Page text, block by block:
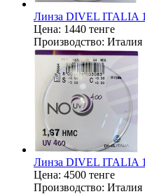
Линза DIVEL ITALIA
Цена: 1440 тенге
Производство: Италия
Линза DIVEL ITALIA
Цена: 4500 тенге
Производство: Италия